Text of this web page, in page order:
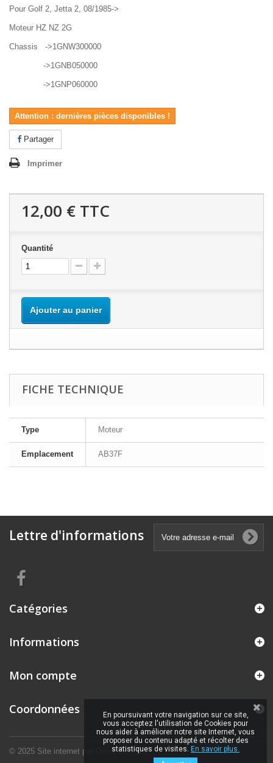
Pour Golf 2, Jetta 2, 08/1985->
Moteur HZ NZ 2G
Chassis ->1GNW300000
->1GNB050000
->1GNP060000
Attention : dernières pièces disponibles !
Partager
Imprimer
12,00 € TTC
Quantité
Ajouter au panier
FICHE TECHNIQUE
Type Moteur
Emplacement AB37F
Lettre d'informations
Catégories
Informations
© 2025 Site internet par David Georges
Mon compte
Coordonnées
En poursuivant votre navigation sur ce site,
vous acceptez l'utilisation de Cookies pour
nous aider à améliorer notre site Internet, vous
proposer du contenu adapté et récolter des
statistiques de visites. En savoir plus.